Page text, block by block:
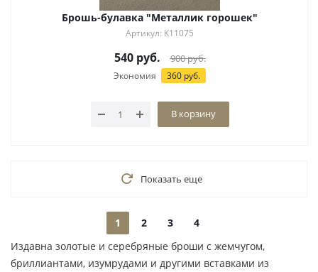
Брошь-булавка "Металлик горошек"
Артикул: К11075
540руб. 900руб.
Экономия 360 руб.
В корзину
Показать еще
1 2 3
4
Издавна золотые и серебряные броши с жемчугом,
бриллиантами, изумрудами и другими вставками из